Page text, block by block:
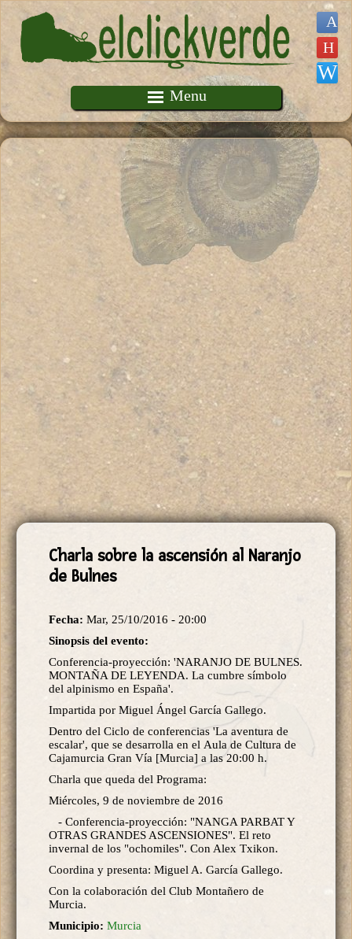
Pasar al contenido principal
Menu
Charla sobre la ascensión al Naranjo
de Bulnes
Fecha: Mar, 25/10/2016 - 20:00
Sinopsis del evento:
Conferencia-proyección: 'NARANJO DE BULNES.
MONTAÑA DE LEYENDA. La cumbre símbolo
del alpinismo en España'.
Impartida por Miguel Ángel García Gallego.
Dentro del Ciclo de conferencias 'La aventura de
escalar', que se desarrolla en el Aula de Cultura de
Cajamurcia Gran Vía [Murcia] a las 20:00 h.
Charla que queda del Programa:
Miércoles, 9 de noviembre de 2016
- Conferencia-proyección: "NANGA PARBAT Y
OTRAS GRANDES ASCENSIONES". El reto
invernal de los "ochomiles". Con Alex Txikon.
Coordina y presenta: Miguel A. García Gallego.
Con la colaboración del Club Montañero de
Murcia.
Municipio: Murcia